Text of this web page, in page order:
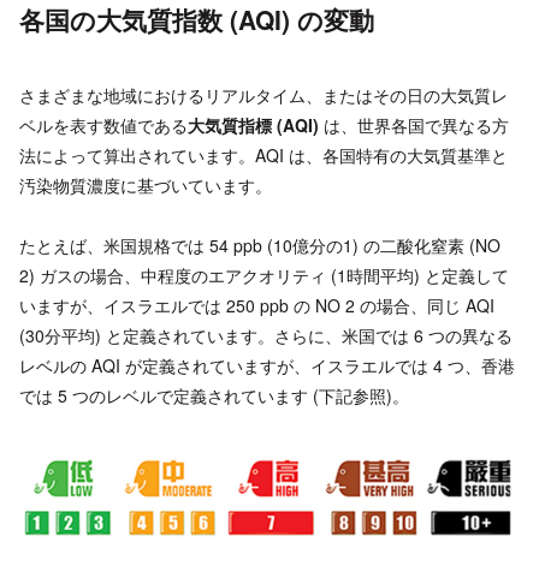
各国の大気質指数 (AQI) の変動
さまざまな地域におけるリアルタイム、またはその日の大気質レ
ベルを表す数値である大気質指標 (AQI) は、世界各国で異なる方
法によって算出されています。AQI は、各国特有の大気質基準と
汚染物質濃度に基づいています。
たとえば、米国規格では 54 ppb (10億分の1) の二酸化窒素 (NO
2) ガスの場合、中程度のエアクオリティ (1時間平均) と定義して
いますが、イスラエルでは 250 ppb の NO 2 の場合、同じ AQI
(30分平均) と定義されています。さらに、米国では 6 つの異なる
レベルの AQI が定義されていますが、イスラエルでは 4 つ、香港
では 5 つのレベルで定義されています (下記参照)。